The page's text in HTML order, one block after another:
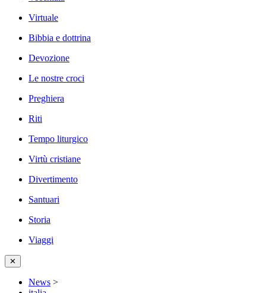
Virtuale
Bibbia e dottrina
Devozione
Le nostre croci
Preghiera
Riti
Tempo liturgico
Virtù cristiane
Divertimento
Santuari
Storia
Viaggi
✕
News >